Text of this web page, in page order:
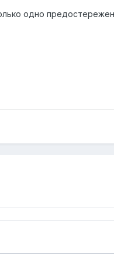
одно